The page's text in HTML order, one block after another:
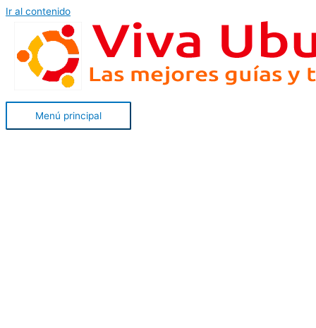
Ir al contenido
Menú principal